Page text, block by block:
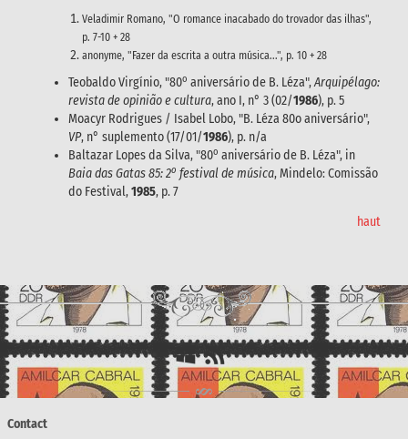
Veladimir Romano, "O romance inacabado do trovador das ilhas",
p. 7-10 + 28
anonyme, "Fazer da escrita a outra música...", p. 10 + 28
Teobaldo Virgínio, "80o aniversário de B. Léza",Arquipélago:
revista de opinião e cultura, ano I, n° 3 (02/1986), p. 5
Moacyr Rodrigues / Isabel Lobo, "B. Léza 80o aniversário",
VP, n° suplemento (17/01/1986), p. n/a
Baltazar Lopes da Silva, "80o aniversário de B. Léza", in
Baia das Gatas 85: 2o festival de música, Mindelo: Comissão
do Festival,1985, p. 7
haut
Contact